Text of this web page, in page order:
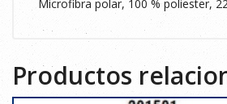
Microfibra polar, 100 % poliester,
Productos